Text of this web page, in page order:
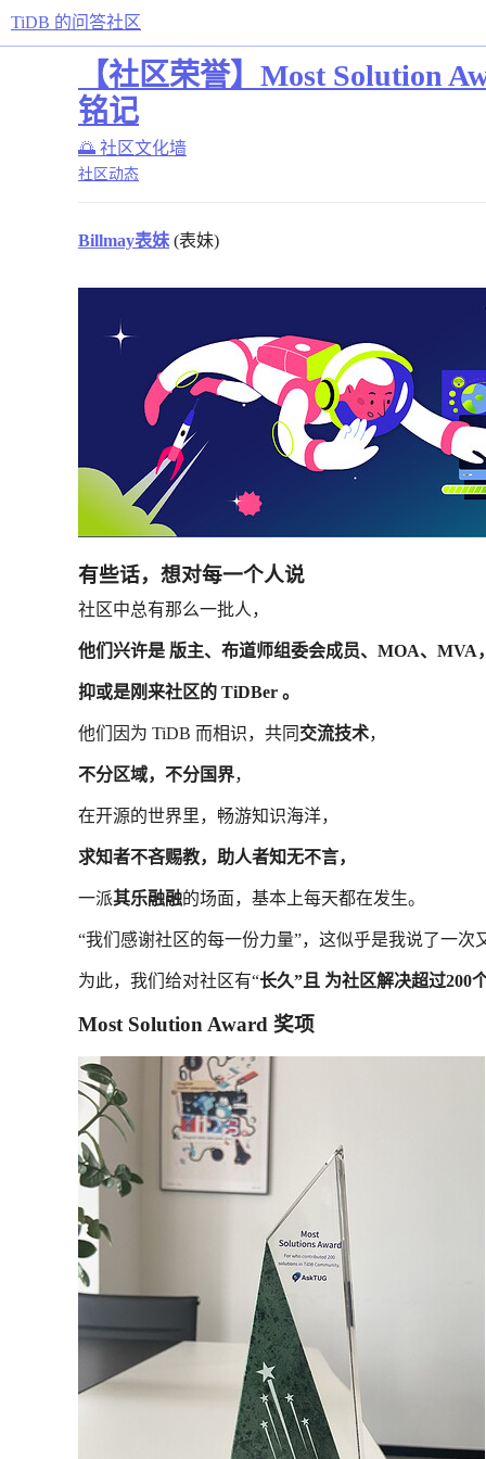
TiDB 的问答社区
【社区荣誉】Most Solution
铭记
🌅 社区文化墙
社区动态
Billmay表妹 (表妹)
有些话，想对每一个人说
社区中总有那么一批人，
他们兴许是 版主、布道师组委会成员、MOA、MVA
抑或是刚来社区的 TiDBer 。
他们因为 TiDB 而相识，共同 交流技术，
不分区域，不分国界，
在开源的世界里，畅游知识海洋，
求知者不吝赐教，助人者知无不言，
一派其乐融融的场面，基本上每天都在发生。
“我们感谢社区的每一份力量”，这似乎是我说了一
为此，我们给对社区有“长久”且 为社区解决超过200
Most Solution Award 奖项